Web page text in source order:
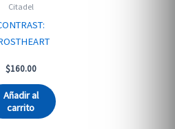
Citadel
$160.00
Añadir al
carrito